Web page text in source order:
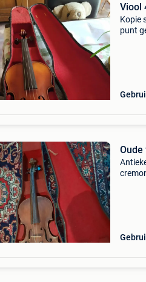
Viool
Kopie
punt
Oude